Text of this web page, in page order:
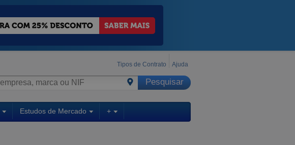
Tipos de Contrato Ajuda
Estudos de Mercado +